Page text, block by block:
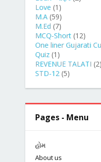
Love (1)
M.A (59)
M.Ed (7)
MCQ-Short (12)
One liner Gujarati
Quiz (1)
REVENUE TALATI (2)
STD-12 (5)
Pages - Menu
હોમ
About us